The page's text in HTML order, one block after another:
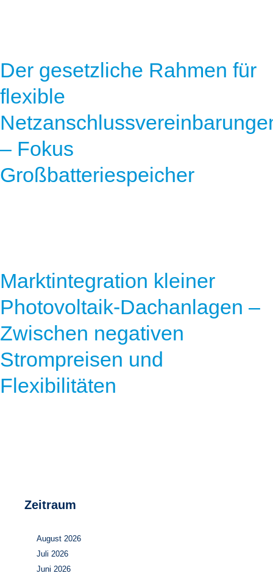
Der gesetzliche Rahmen für
flexible
– Fokus
Großbatteriespeicher
Marktintegration kleiner
Photovoltaik-Dachanlagen –
Zwischen negativen
Strompreisen und
Flexibilitäten
Zeitraum
August 2026
Juli 2026
Juni 2026